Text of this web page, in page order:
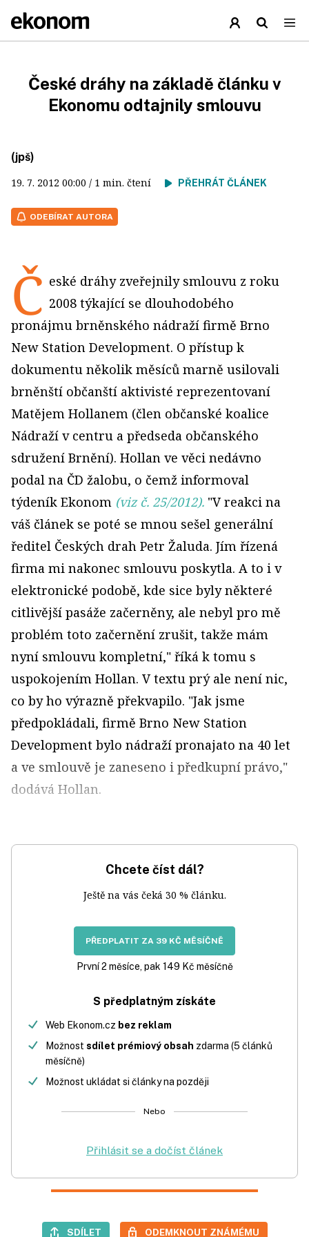
České dráhy na základě článku v
Ekonomu odtajnily smlouvu
(jpš)
19. 7. 2012 00:00 / 1 min. čtení PŘEHRÁT ČLÁNEK
ODEBÍRAT AUTORA
Č eské dráhy zveřejnily smlouvu z roku
2008 týkající se dlouhodobého
pronájmu brněnského nádraží firmě Brno
New Station Development. O přístup k
dokumentu několik měsíců marně usilovali
brněnští občanští aktivisté reprezentovaní
Matějem Hollanem (člen občanské koalice
Nádraží v centru a předseda občanského
sdružení Brnění). Hollan ve věci nedávno
podal na ČD žalobu, o čemž informoval
týdeník Ekonom (viz č. 25/2012). "V reakci na
váš článek se poté se mnou sešel generální
ředitel Českých drah Petr Žaluda. Jím řízená
firma mi nakonec smlouvu poskytla. A to i v
elektronické podobě, kde sice byly některé
citlivější pasáže začerněny, ale nebyl pro mě
problém toto začernění zrušit, takže mám
nyní smlouvu kompletní," říká k tomu s
uspokojením Hollan. V textu prý ale není nic,
co by ho výrazně překvapilo. "Jak jsme
předpokládali, firmě Brno New Station
Development bylo nádraží pronajato na 40 let
a ve smlouvě je zaneseno i předkupní právo,"
dodává Hollan.
Chcete číst dál?
Ještě na vás čeká 30 % článku.
PŘEDPLATIT ZA 39 KČ MĚSÍČNĚ
První 2 měsíce, pak 149 Kč měsíčně
S předplatným získáte
Web Ekonom.cz bez reklam
Možnost sdílet prémiový obsah zdarma (5 článků
měsíčně)
Možnost ukládat si články na později
Nebo
Přihlásit se a dočíst článek
SDÍLET ODEMKNOUT ZNÁMÉMU